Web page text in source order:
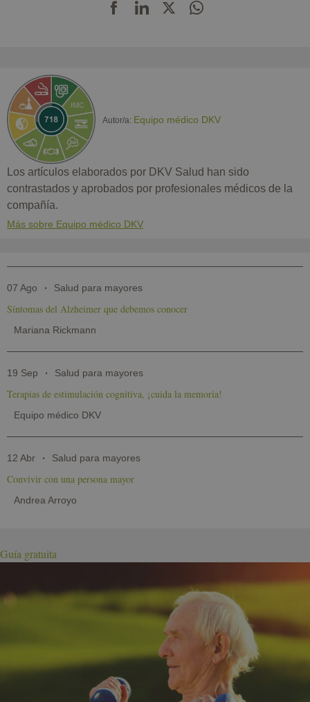
Autor/a: Equipo médico DKV
Los artículos elaborados por DKV Salud han sido
contrastados y aprobados por profesionales médicos de la
compañía.
Más sobre Equipo médico DKV
07 Ago Salud para mayores
Síntomas del Alzheimer que debemos conocer
Mariana Rickmann
19 Sep Salud para mayores
Terapias de estimulación cognitiva, ¡cuida la memoria!
Equipo médico DKV
12 Abr Salud para mayores
Convivir con una persona mayor
Andrea Arroyo
Guía gratuita